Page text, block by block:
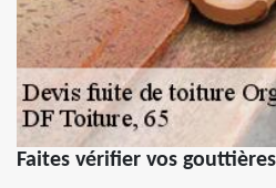
Faites vérifier vos